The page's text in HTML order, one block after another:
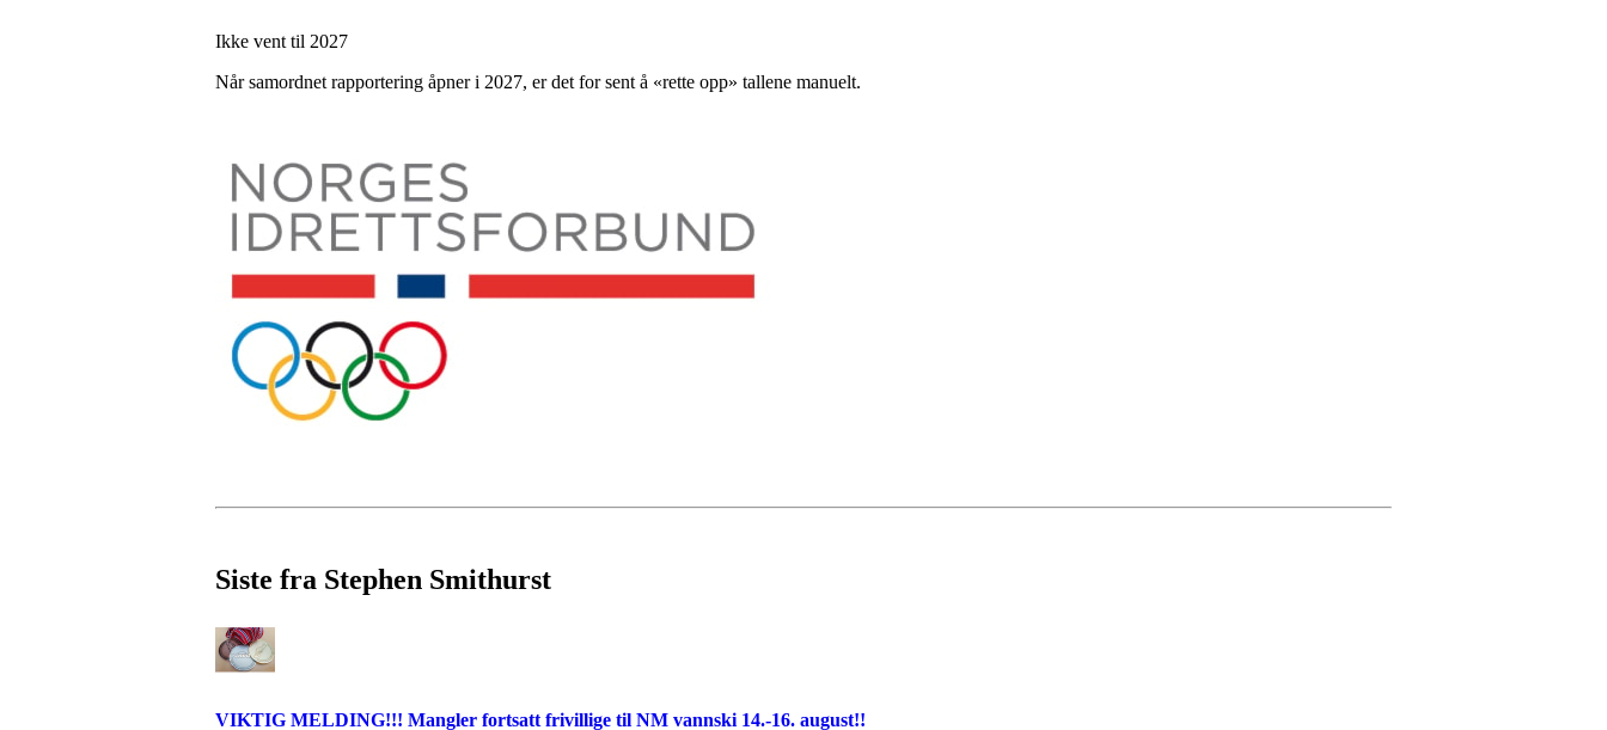
Ikke vent til 2027
Når samordnet rapportering åpner i 2027, er det for sent å «rette opp» tallene manuelt.
Siste fra Stephen Smithurst
VIKTIG MELDING!!! Mangler fortsatt frivillige til NM vannski 14.-16. august!!